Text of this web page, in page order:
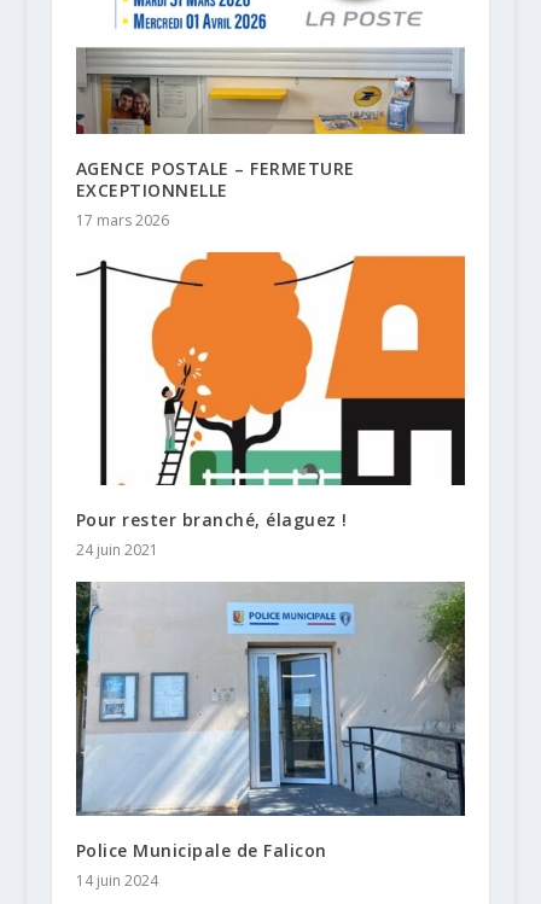
AGENCE POSTALE – FERMETURE
EXCEPTIONNELLE
17 mars 2026
Pour rester branché, élaguez !
24 juin 2021
Police Municipale de Falicon
14 juin 2024